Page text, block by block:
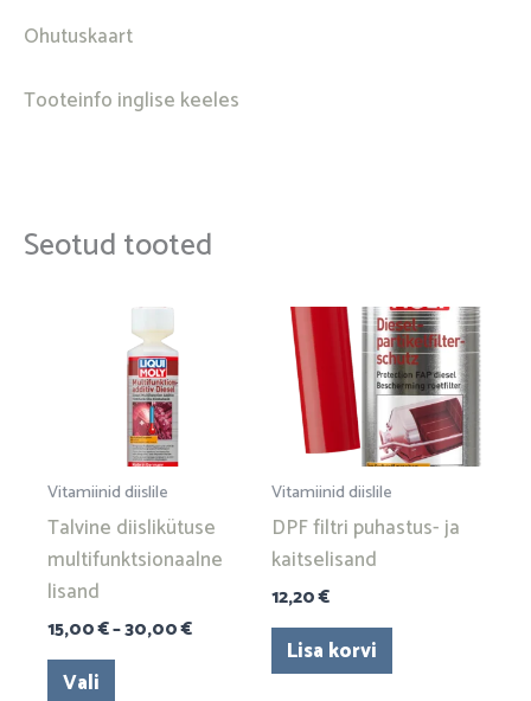
Ohutuskaart
Tooteinfo inglise keeles
Seotud tooted
Vitamiinid diislile
Talvine diislikütuse
multi­funkt­sion­aalne
lisand
15,00€–30,00€
Hinnavahemik:
Vali
Sellel
tootel
on
mitu
varianti.
Valikuid
saab
teha
tootelehel.
Vitamiinid diislile
DPF filtri puhastus- ja
kaitselisand
12,20€
Lisa korvi